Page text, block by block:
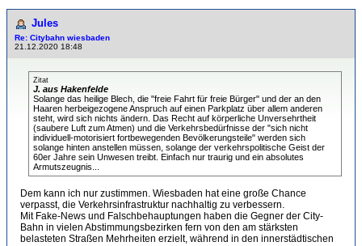
Jules
Re: Citybahn wiesbaden
21.12.2020 18:48
Zitat
J. aus Hakenfelde
Solange das heilige Blech, die "freie Fahrt für freie Bürger" und der an den
Haaren herbeigezogene Anspruch auf einen Parkplatz über allem anderen
steht, wird sich nichts ändern. Das Recht auf körperliche Unversehrtheit
(saubere Luft zum Atmen) und die Verkehrsbedürfnisse der "sich nicht
individuell-motorisiert fortbewegenden Bevölkerungsteile" werden sich
solange hinten anstellen müssen, solange der verkehrspolitische Geist der
60er Jahre sein Unwesen treibt. Einfach nur traurig und ein absolutes
Armutszeugnis...
Dem kann ich nur zustimmen. Wiesbaden hat eine große Chance
verpasst, die Verkehrsinfrastruktur nachhaltig zu verbessern.
Mit Fake-News und Falschbehauptungen haben die Gegner der City-
Bahn in vielen Abstimmungsbezirken fern von den am stärksten
belasteten Straßen Mehrheiten erzielt, während in den innerstädtischen